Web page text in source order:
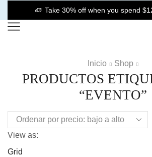
Take 30% off when you spend
Inicio Shop
PRODUCTOS
“EVENTO”
View as:
Grid